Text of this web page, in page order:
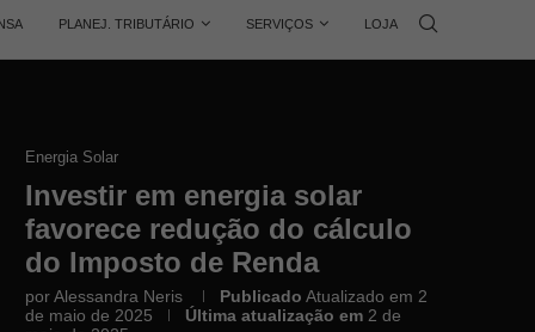
PLANEJ. TRIBUTÁRIO SERVIÇOS LOJA
Energia Solar
Investir em energia solar
favorece redução do cálculo
do Imposto de Renda
porAlessandra Neris Publicado Atualizado em 2
de maio de 2025
Última atualização em 2 de